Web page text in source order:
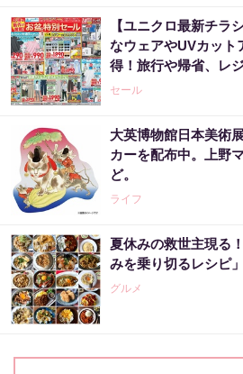
【ユニクロ最新チラ
なウェアやUVカット
得！旅行や帰省、レ
日まで》
セール
大英博物館日本美術
カーを配布中。上野
ど。
ライフ
夏休みの救世主現る
みを乗り切るレシピ
グルメ